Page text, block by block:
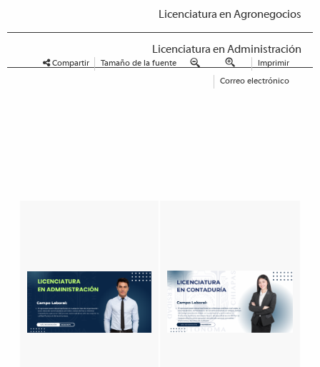
Licenciatura en Agronegocios
Licenciatura en Administración
Compartir Tamaño de la fuente Imprimir
Correo electrónico